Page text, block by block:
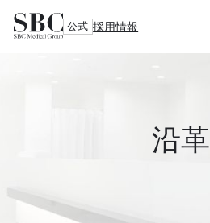
公式 採用情報
沿革